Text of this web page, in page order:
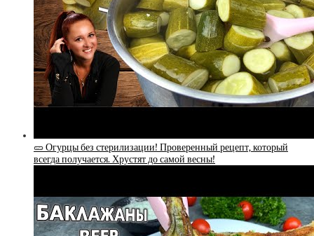
🥒 Огурцы без стерилизации! Проверенный рецепт, который
всегда получается. Хрустят до самой весны!